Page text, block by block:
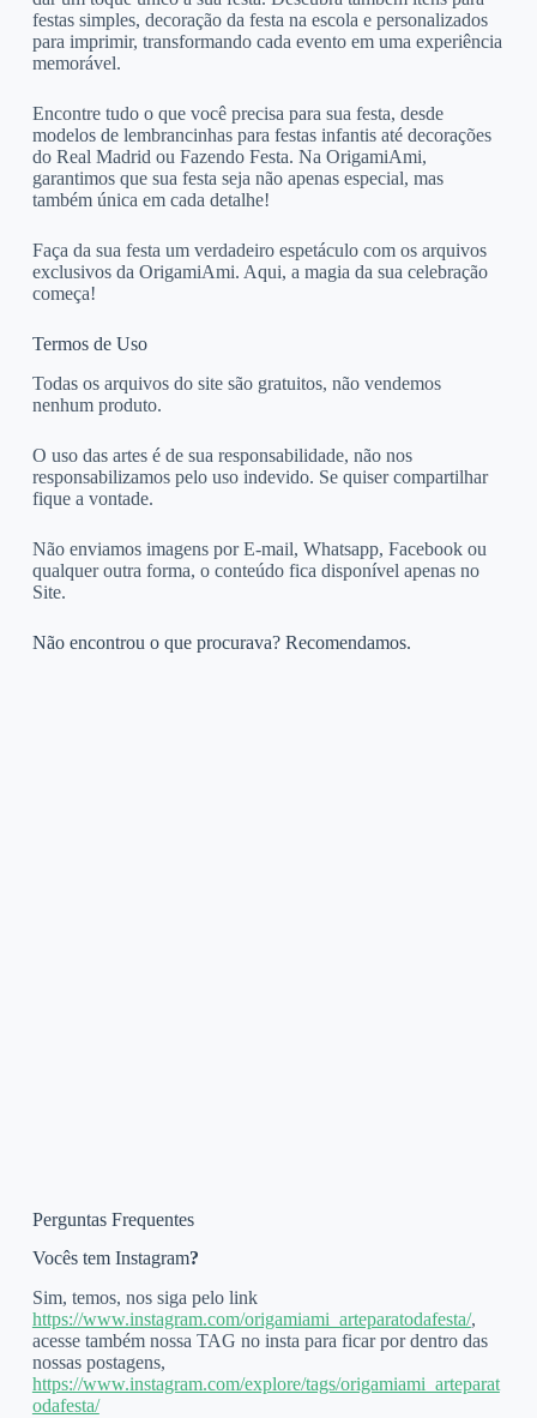
festas simples, decoração da festa na escola e personalizados
para imprimir, transformando cada evento em uma experiência
memorável.
Encontre tudo o que você precisa para sua festa, desde
modelos de lembrancinhas para festas infantis até decorações
do Real Madrid ou Fazendo Festa. Na OrigamiAmi,
garantimos que sua festa seja não apenas especial, mas
também única em cada detalhe!
Faça da sua festa um verdadeiro espetáculo com os arquivos
exclusivos da OrigamiAmi. Aqui, a magia da sua celebração
começa!
Termos de Uso
Todas os arquivos do site são gratuitos, não vendemos
nenhum produto.
O uso das artes é de sua responsabilidade, não nos
responsabilizamos pelo uso indevido. Se quiser compartilhar
fique a vontade.
Não enviamos imagens por E-mail, Whatsapp, Facebook ou
qualquer outra forma, o conteúdo fica disponível apenas no
Site.
Não encontrou o que procurava? Recomendamos.
Perguntas Frequentes
Vocês tem Instagram?
Sim, temos, nos siga pelo link
https://www.instagram.com/origamiami_arteparatodafesta/,
acesse também nossa TAG no insta para ficar por dentro das
nossas postagens,
https://www.instagram.com/explore/tags/origamiami_arteparat
odafesta/